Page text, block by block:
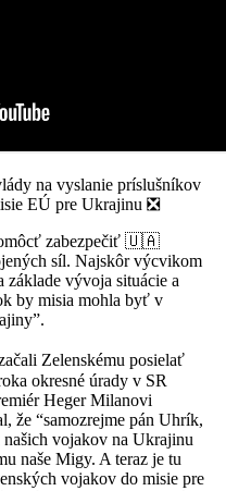
na vyslanie príslušníkov
EÚ pre Ukrajinu ❎
zabezpečiť 🇺🇦
síl. Najskôr výcvikom
základe vývoja situácie a
by misia mohla byť v
Zelenskému posielať
okresné úrady v SR
Heger Milanovi
že “samozrejme pán Uhrík,
vojakov na Ukrajinu
naše Migy. A teraz je tu
vojakov do misie pre